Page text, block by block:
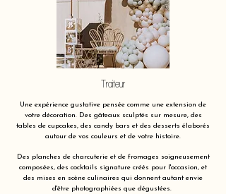
Traiteur
Une expérience gustative pensée comme une extension de
votre décoration. Des gâteaux sculptés sur mesure, des
tables de cupcakes, des candy bars et des desserts élaborés
autour de vos couleurs et de votre histoire.
Des planches de charcuterie et de fromages soigneusement
composées, des cocktails signature créés pour l'occasion, et
des mises en scène culinaires qui donnent autant envie
d'être photographiées que dégustées.